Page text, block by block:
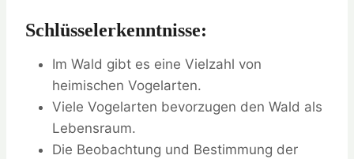
Schlüsselerkenntnisse:
Im Wald gibt es eine Vielzahl von
heimischen Vogelarten.
Viele Vogelarten bevorzugen den Wald als
Lebensraum.
Die Beobachtung und Bestimmung der